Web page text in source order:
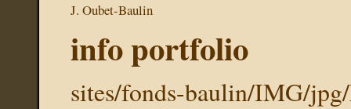
J. Oubet-Baulin
info portfolio
sites/fonds-baulin/IMG/